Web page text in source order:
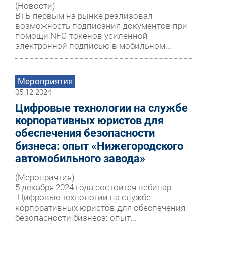
(Новости)
ВТБ первым на рынке реализовал
возможность подписания документов при
помощи NFC-токенов усиленной
электронной подписью в мобильном...
Мероприятия
05.12.2024
Цифровые технологии на службе
корпоративных юристов для
обеспечения безопасности
бизнеса: опыт «Нижегородского
автомобильного завода»
(Мероприятия)
5 декабря 2024 года состоится вебинар
"Цифровые технологии на службе
корпоративных юристов для обеспечения
безопасности бизнеса: опыт...